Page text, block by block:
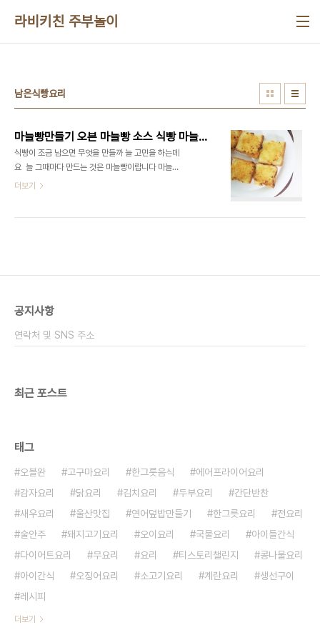
라비키친 주부놀이
남은식빵요리
마늘빵만들기 오븐 마늘빵 소스 식빵 마늘빵 레시피 식빵요리
식빵이 조금 남으면 무엇을 만들까 늘 고민을 하는데
요 ​ 늘 그때마다 만드는 것은 마늘빵이랍니다 마늘빵
이야 워낙에 좋아하기도 하고 간편하게 만들 수 있는
나 버터가 있어야 되는데요 여기에 좀 더 추가해도 맛
가 더 좋아진다고 하는데 이번에는 버터만으로도 가..
더보기
공지사항
연락처 및 SNS 주소
최근 포스트
태그
오블완 고구마요리 한그릇음식
에어프라이어요리
감자요리
닭요리 김치요리 두부요리
간단반찬
새우요리
울산맛집 연어덮밥만들기 한그릇요리
전요리
술안주
돼지고기요리 오이요리 국물요리
아이들간식
다이어트요리
무요리 요리 티스토리챌린지
콩나물요리
아이간식
오징어요리 소고기요리 계란요리
생선구이
레시피
더보기